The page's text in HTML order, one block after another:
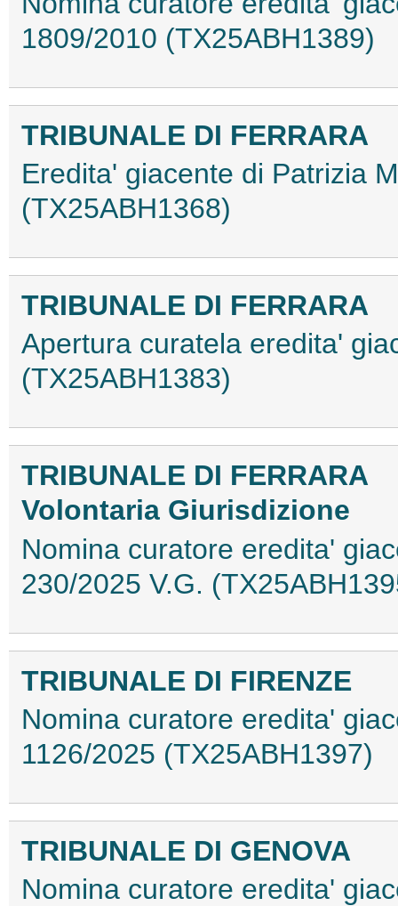
1809/2010 (TX25ABH1389)
TRIBUNALE DI FERRARA
Eredita' giacente di Patrizia
(TX25ABH1368)
TRIBUNALE DI FERRARA
Apertura curatela eredita'
(TX25ABH1383)
TRIBUNALE DI FERRARA
Volontaria Giurisdizione
Nomina curatore eredita'
230/2025 V.G.
TRIBUNALE DI FIRENZE
Nomina curatore eredita'
1126/2025 (TX25ABH1397)
TRIBUNALE DI GENOVA
Nomina curatore eredita'